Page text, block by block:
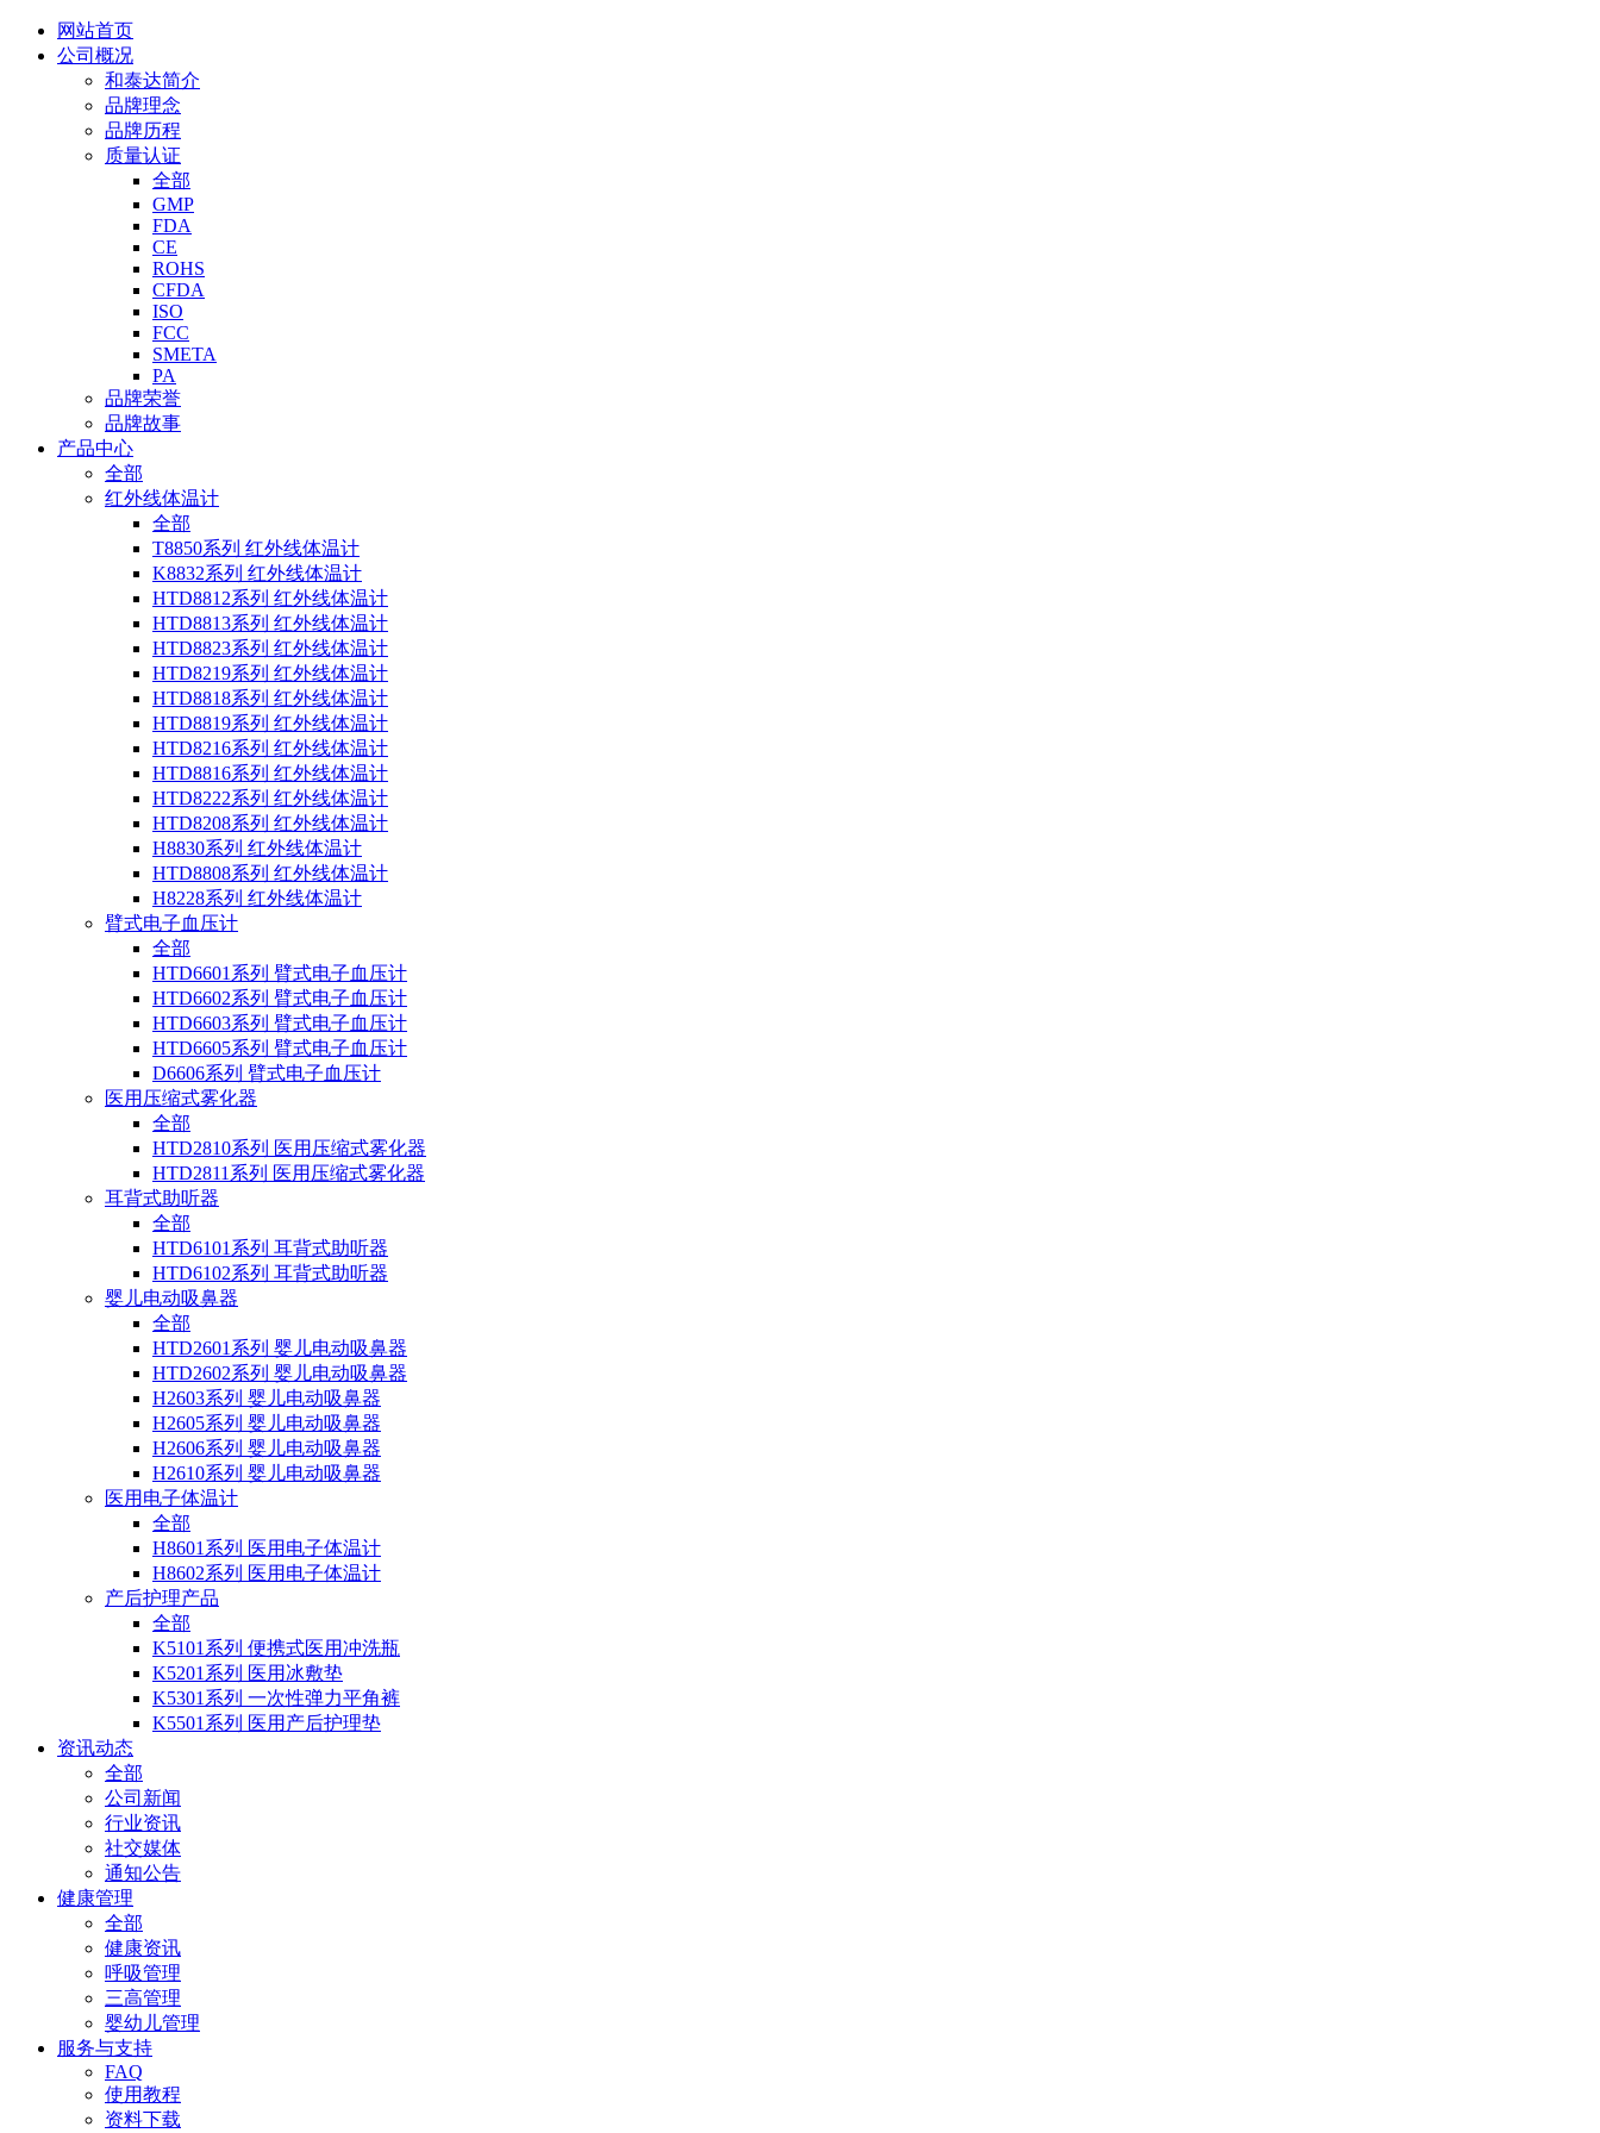
网站首页
公司概况
和泰达简介
品牌理念
品牌历程
质量认证
全部
GMP
FDA
CE
ROHS
CFDA
ISO
FCC
SMETA
PA
品牌荣誉
品牌故事
产品中心
全部
红外线体温计
全部
T8850系列 红外线体温计
K8832系列 红外线体温计
HTD8812系列 红外线体温计
HTD8813系列 红外线体温计
HTD8823系列 红外线体温计
HTD8219系列 红外线体温计
HTD8818系列 红外线体温计
HTD8819系列 红外线体温计
HTD8216系列 红外线体温计
HTD8816系列 红外线体温计
HTD8222系列 红外线体温计
HTD8208系列 红外线体温计
H8830系列 红外线体温计
HTD8808系列 红外线体温计
H8228系列 红外线体温计
臂式电子血压计
全部
HTD6601系列 臂式电子血压计
HTD6602系列 臂式电子血压计
HTD6603系列 臂式电子血压计
HTD6605系列 臂式电子血压计
D6606系列 臂式电子血压计
医用压缩式雾化器
全部
HTD2810系列 医用压缩式雾化器
HTD2811系列 医用压缩式雾化器
耳背式助听器
全部
HTD6101系列 耳背式助听器
HTD6102系列 耳背式助听器
婴儿电动吸鼻器
全部
HTD2601系列 婴儿电动吸鼻器
HTD2602系列 婴儿电动吸鼻器
H2603系列 婴儿电动吸鼻器
H2605系列 婴儿电动吸鼻器
H2606系列 婴儿电动吸鼻器
H2610系列 婴儿电动吸鼻器
医用电子体温计
全部
H8601系列 医用电子体温计
H8602系列 医用电子体温计
产后护理产品
全部
K5101系列 便携式医用冲洗瓶
K5201系列 医用冰敷垫
K5301系列 一次性弹力平角裤
K5501系列 医用产后护理垫
资讯动态
全部
公司新闻
行业资讯
社交媒体
通知公告
健康管理
全部
健康资讯
呼吸管理
三高管理
婴幼儿管理
服务与支持
FAQ
使用教程
资料下载